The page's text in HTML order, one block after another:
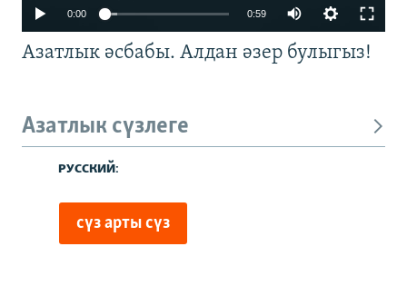
0:00 0:59
Азатлык әсбабы. Алдан әзер булыгыз!
Азатлык сүзлеге